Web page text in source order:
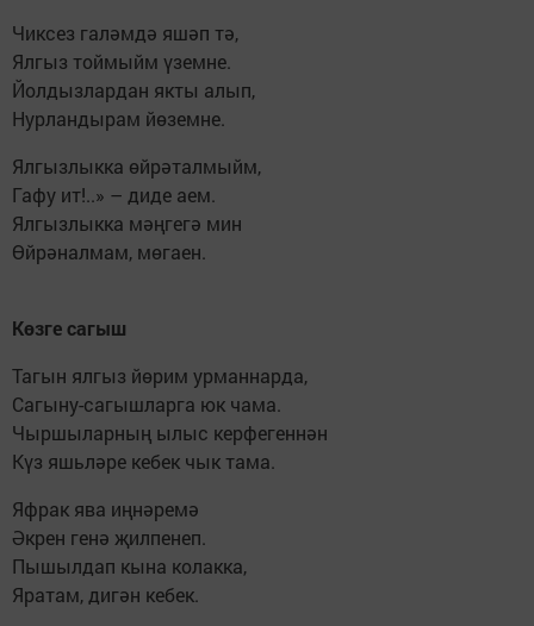
Чиксез галәмдә яшәп тә,
Ялгыз тоймыйм үземне.
Йолдызлардан якты алып,
Нурландырам йөземне.
Ялгызлыкка өйрәталмыйм,
Гафу ит!..» – диде аем.
Ялгызлыкка мәңгегә мин
Өйрәналмам, мөгаен.
Көзге сагыш
Тагын ялгыз йөрим урманнарда,
Сагыну-сагышларга юк чама.
Чыршыларның ылыс керфегеннән
Күз яшьләре кебек чык тама.
Яфрак ява иңнәремә
Әкрен генә җилпенеп.
Пышылдап кына колакка,
Яратам, дигән кебек.